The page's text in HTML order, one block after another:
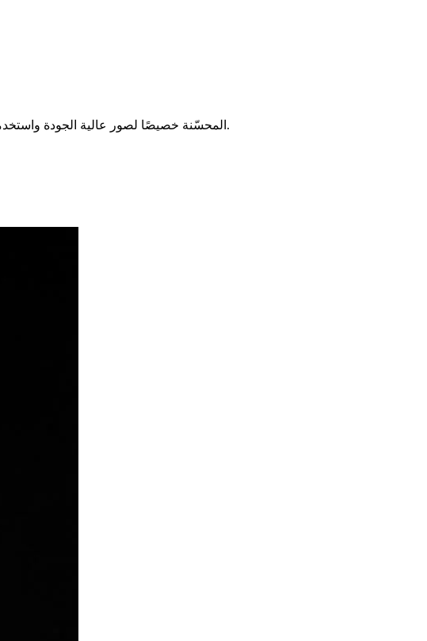
استكشف أفضل مطالبات Gemini لإنشاء صور احترافية بالذكاء الاصطناعي. اكتشف مطالبات Nanobanana Pro المحسّنة خصيصًا لصور عالية الجودة واستخدمها في مولدك.